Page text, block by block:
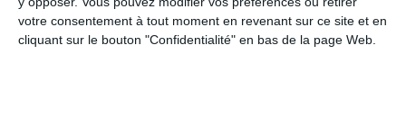
votre consentement à tout moment en revenant sur ce site et en
cliquant sur le bouton "Confidentialité" en bas de la page Web.